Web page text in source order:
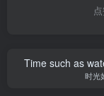
Time such as
时光